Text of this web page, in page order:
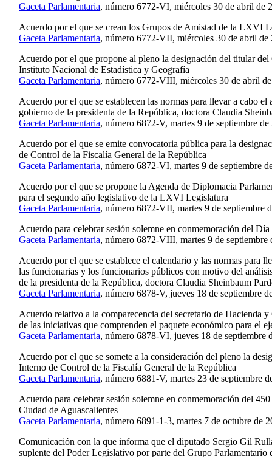
Gaceta Parlamentaria, número 6772-VI, miércoles 30 de abril de
Acuerdo por el que se crean los Grupos de Amistad de la LXVI
Gaceta Parlamentaria, número 6772-VII, miércoles 30 de abril de
Acuerdo por el que propone al pleno la designación del titular
Instituto Nacional de Estadística y Geografía
Gaceta Parlamentaria, número 6772-VIII, miércoles 30 de abril
Acuerdo por el que se establecen las normas para llevar a cabo
gobierno de la presidenta de la República, doctora Claudia
Gaceta Parlamentaria, número 6872-V, martes 9 de septiembre de
Acuerdo por el que se emite convocatoria pública para la
de Control de la Fiscalía General de la República
Gaceta Parlamentaria, número 6872-VI, martes 9 de septiembre
Acuerdo por el que se propone la Agenda de Diplomacia
para el segundo año legislativo de la LXVI Legislatura
Gaceta Parlamentaria, número 6872-VII, martes 9 de septiembre
Acuerdo para celebrar sesión solemne en conmemoración del
Gaceta Parlamentaria, número 6872-VIII, martes 9 de septiembre
Acuerdo por el que se establece el calendario y las normas para
las funcionarias y los funcionarios públicos con motivo del
de la presidenta de la República, doctora Claudia Sheinbaum
Gaceta Parlamentaria, número 6878-V, jueves 18 de septiembre
Acuerdo relativo a la comparecencia del secretario de Hacienda
de las iniciativas que comprenden el paquete económico para el
Gaceta Parlamentaria, número 6878-VI, jueves 18 de septiembre
Acuerdo por el que se somete a la consideración del pleno la
Interno de Control de la Fiscalía General de la República
Gaceta Parlamentaria, número 6881-V, martes 23 de septiembre
Acuerdo para celebrar sesión solemne en conmemoración del
Ciudad de Aguascalientes
Gaceta Parlamentaria, número 6891-1-3, martes 7 de octubre de
Comunicación con la que informa que el diputado Sergio Gil
suplente del Poder Legislativo por parte del Grupo